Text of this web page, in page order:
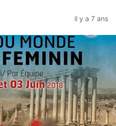
il y a 7 ans